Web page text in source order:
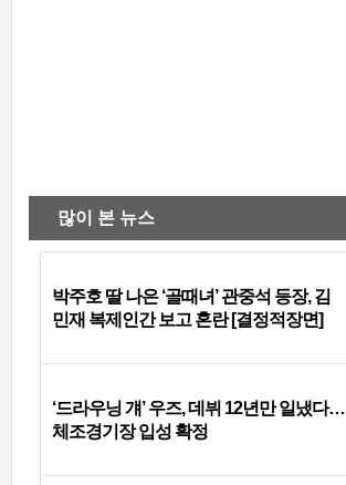
많이 본 뉴스
박주호 딸 나은 ‘골때녀’ 관중석 등장, 김
민재 복제인간 보고 혼란 [결정적장면]
‘드라우닝 걔’ 우즈, 데뷔 12년만 일냈다…
체조경기장 입성 확정